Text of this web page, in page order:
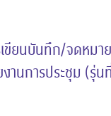
ขียนบันทึก/จดหมา
านการประชุม (รุ่น